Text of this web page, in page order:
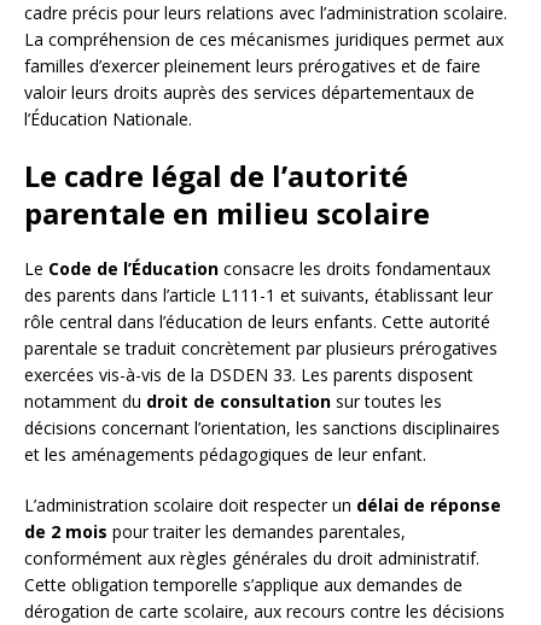
cadre précis pour leurs relations avec l’administration scolaire.
La compréhension de ces mécanismes juridiques permet aux
familles d’exercer pleinement leurs prérogatives et de faire
valoir leurs droits auprès des services départementaux de
l’Éducation Nationale.
Le cadre légal de l’autorité
parentale en milieu scolaire
Le Code de l’Éducation consacre les droits fondamentaux
des parents dans l’article L111-1 et suivants, établissant leur
rôle central dans l’éducation de leurs enfants. Cette autorité
parentale se traduit concrètement par plusieurs prérogatives
exercées vis-à-vis de la DSDEN 33. Les parents disposent
notamment du droit de consultation sur toutes les
décisions concernant l’orientation, les sanctions disciplinaires
et les aménagements pédagogiques de leur enfant.
L’administration scolaire doit respecter un délai de réponse
de 2 mois pour traiter les demandes parentales,
conformément aux règles générales du droit administratif.
Cette obligation temporelle s’applique aux demandes de
dérogation de carte scolaire, aux recours contre les décisions